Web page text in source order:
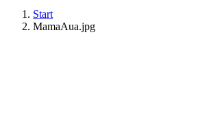
Start
MamaAua.jpg